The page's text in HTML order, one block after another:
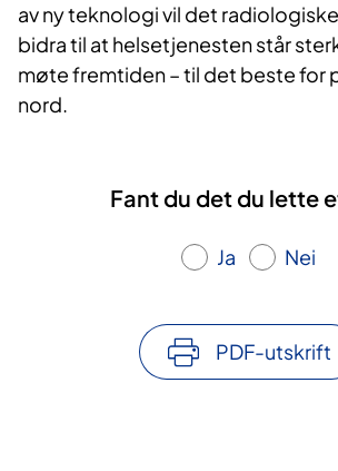
av ny teknologi vil det
bidra til at helsetjenesten står
møte fremtiden – til det beste for
nord.
Fant du det du lette
Ja Nei
PDF-utskrift